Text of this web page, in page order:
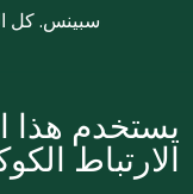
© 2020-2026
يستخدم هذا
الارتباط